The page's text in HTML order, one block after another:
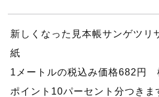
新しくなった見本帳サンゲツリ
紙
1メートルの税込み価格682円
ポイント10パーセント分つき